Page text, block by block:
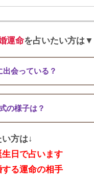
運命を占いたい方は▼
会っている？
の様子は？
方は↓
日で占います
る運命の相手